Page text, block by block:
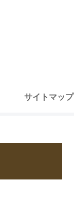
サイトマップ